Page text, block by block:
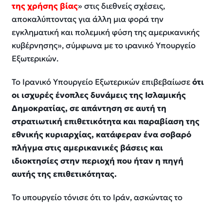
της χρήσης βίας» στις διεθνείς σχέσεις,
αποκαλύπτοντας για άλλη μια φορά την
εγκληματική και πολεμική φύση της αμερικανικής
κυβέρνησης», σύμφωνα με το ιρανικό Υπουργείο
Εξωτερικών.
Το Ιρανικό Υπουργείο Εξωτερικών επιβεβαίωσεότι
οι ισχυρές ένοπλες δυνάμεις της Ισλαμικής
Δημοκρατίας, σε απάντηση σε αυτή τη
στρατιωτική επιθετικότητα και παραβίαση της
εθνικής κυριαρχίας, κατάφεραν ένα σοβαρό
πλήγμα στις αμερικανικές βάσεις και
ιδιοκτησίες στην περιοχή που ήταν η πηγή
αυτής της επιθετικότητας.
Το υπουργείο τόνισε ότι το Ιράν, ασκώντας το